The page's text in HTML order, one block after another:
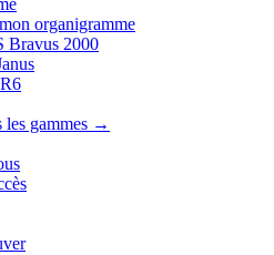
organigramme
Bravus 2000
les gammes →